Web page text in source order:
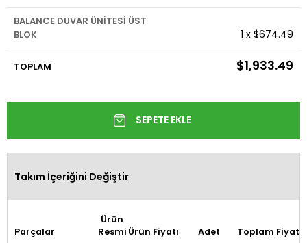
BALANCE DUVAR ÜNİTESİ ÜST
BLOK
1 x $674.49
TOPLAM $1,933.49
Takım İçeriğini Değiştir
Parçalar
Ürün
Resmi Ürün Fiyatı Adet Toplam Fiyat